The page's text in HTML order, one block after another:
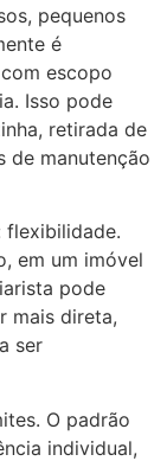
pequenos
é
escopo
Isso pode
retirada de
de manutenção
flexibilidade.
em um imóvel
pode
mais direta,
ser
O padrão
individual,